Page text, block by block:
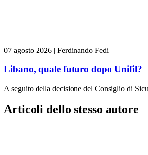
07 agosto 2026 | Ferdinando Fedi
Libano, quale futuro dopo Unifil?
A seguito della decisione del Consiglio di
Articoli dello stesso autore